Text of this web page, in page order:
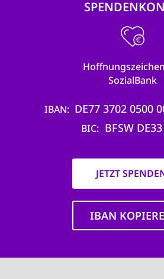
SozialBank
IBAN DE77 3702 0500
BIC BFSW
JETZT
IBAN